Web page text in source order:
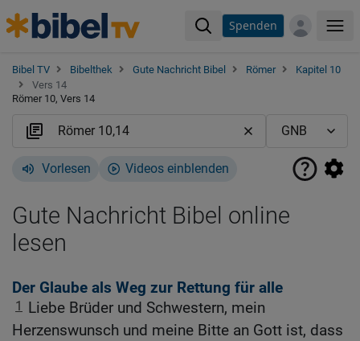
Spenden
Bibel TV Bibelthek Gute Nachricht Bibel Römer
Kapitel 10
Vers 14
Römer 10, Vers 14
Vorlesen Videos einblenden
Gute Nachricht Bibel online
lesen
Der Glaube als Weg zur Rettung für alle
1
Liebe Brüder und Schwestern, mein
Herzenswunsch und meine Bitte an Gott ist, dass